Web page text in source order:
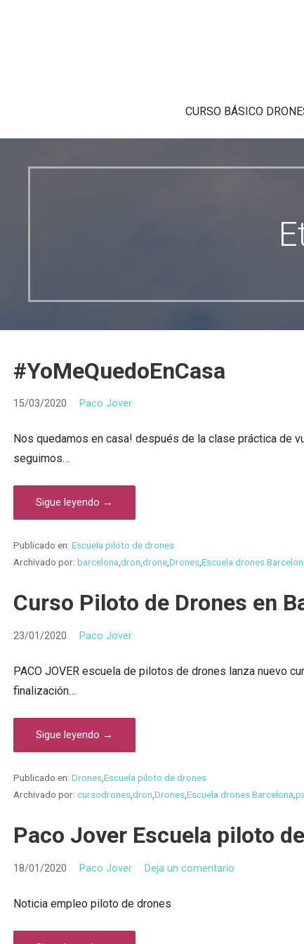
CURSO BÁSICO
#YoMeQuedoEnCasa
15/03/2020 Paco Jover
Nos quedamos en casa! después de la clase práctica de
seguimos…
Sigue leyendo →
Publicado en: Escuela piloto de drones
Archivado por: barcelona,dron,drone,Drones,Escuela drones
Curso Piloto de Drones en
23/01/2020 Paco Jover
PACO JOVER escuela de pilotos de drones lanza nuevo
finalización…
Sigue leyendo →
Publicado en: Drones,Escuela piloto de drones
Archivado por: cursodrones,dron,Drones,Escuela drones Barcelona,
Paco Jover Escuela piloto
18/01/2020 Paco Jover Deja un comentario
Noticia empleo piloto de drones